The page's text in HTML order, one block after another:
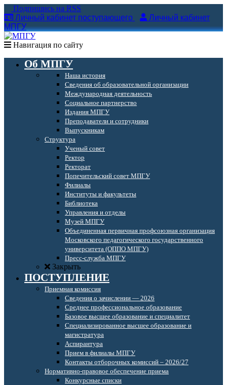
Подпишись на RSS
Личный кабинет поступающего
Личный кабинет
МПГУ
Навигация по сайту
Об МПГУ
Наша история
Сведения об образовательной организации
Международная деятельность
Социальное партнерство
Издания МПГУ
Преподаватели и сотрудники
Выпускникам
Структура
Ученый совет
Ректор
Ректорат
Попечительский совет МПГУ
Филиалы
Институты и факультеты
Библиотека
Управления и отделы
Музей МПГУ
Объединенная первичная профсоюзная организация
Московского педагогического государственного
университета (ОППО МПГУ)
Пресс-служба МПГУ
Закрыть
ПОСТУПЛЕНИЕ
Приемная комиссия
Сведения о зачислении — 2026
Среднее профессиональное образование
Базовое высшее образование и специалитет
Специализированное высшее образование и
магистратура
Аспирантура
Прием в филиалы МПГУ
Контакты отборочных комиссий – 2026/27
Нормативно-правовое обеспечение приема
Конкурсные списки